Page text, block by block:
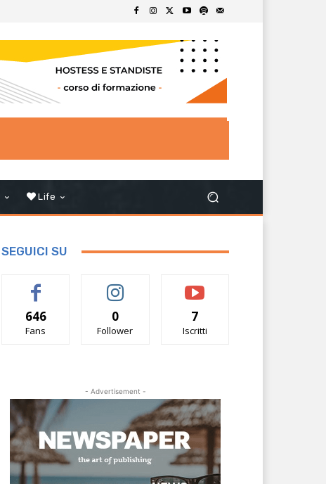
Life
SEGUICI SU
646
Fans
0
Follower
7
Iscritti
- Advertisement -